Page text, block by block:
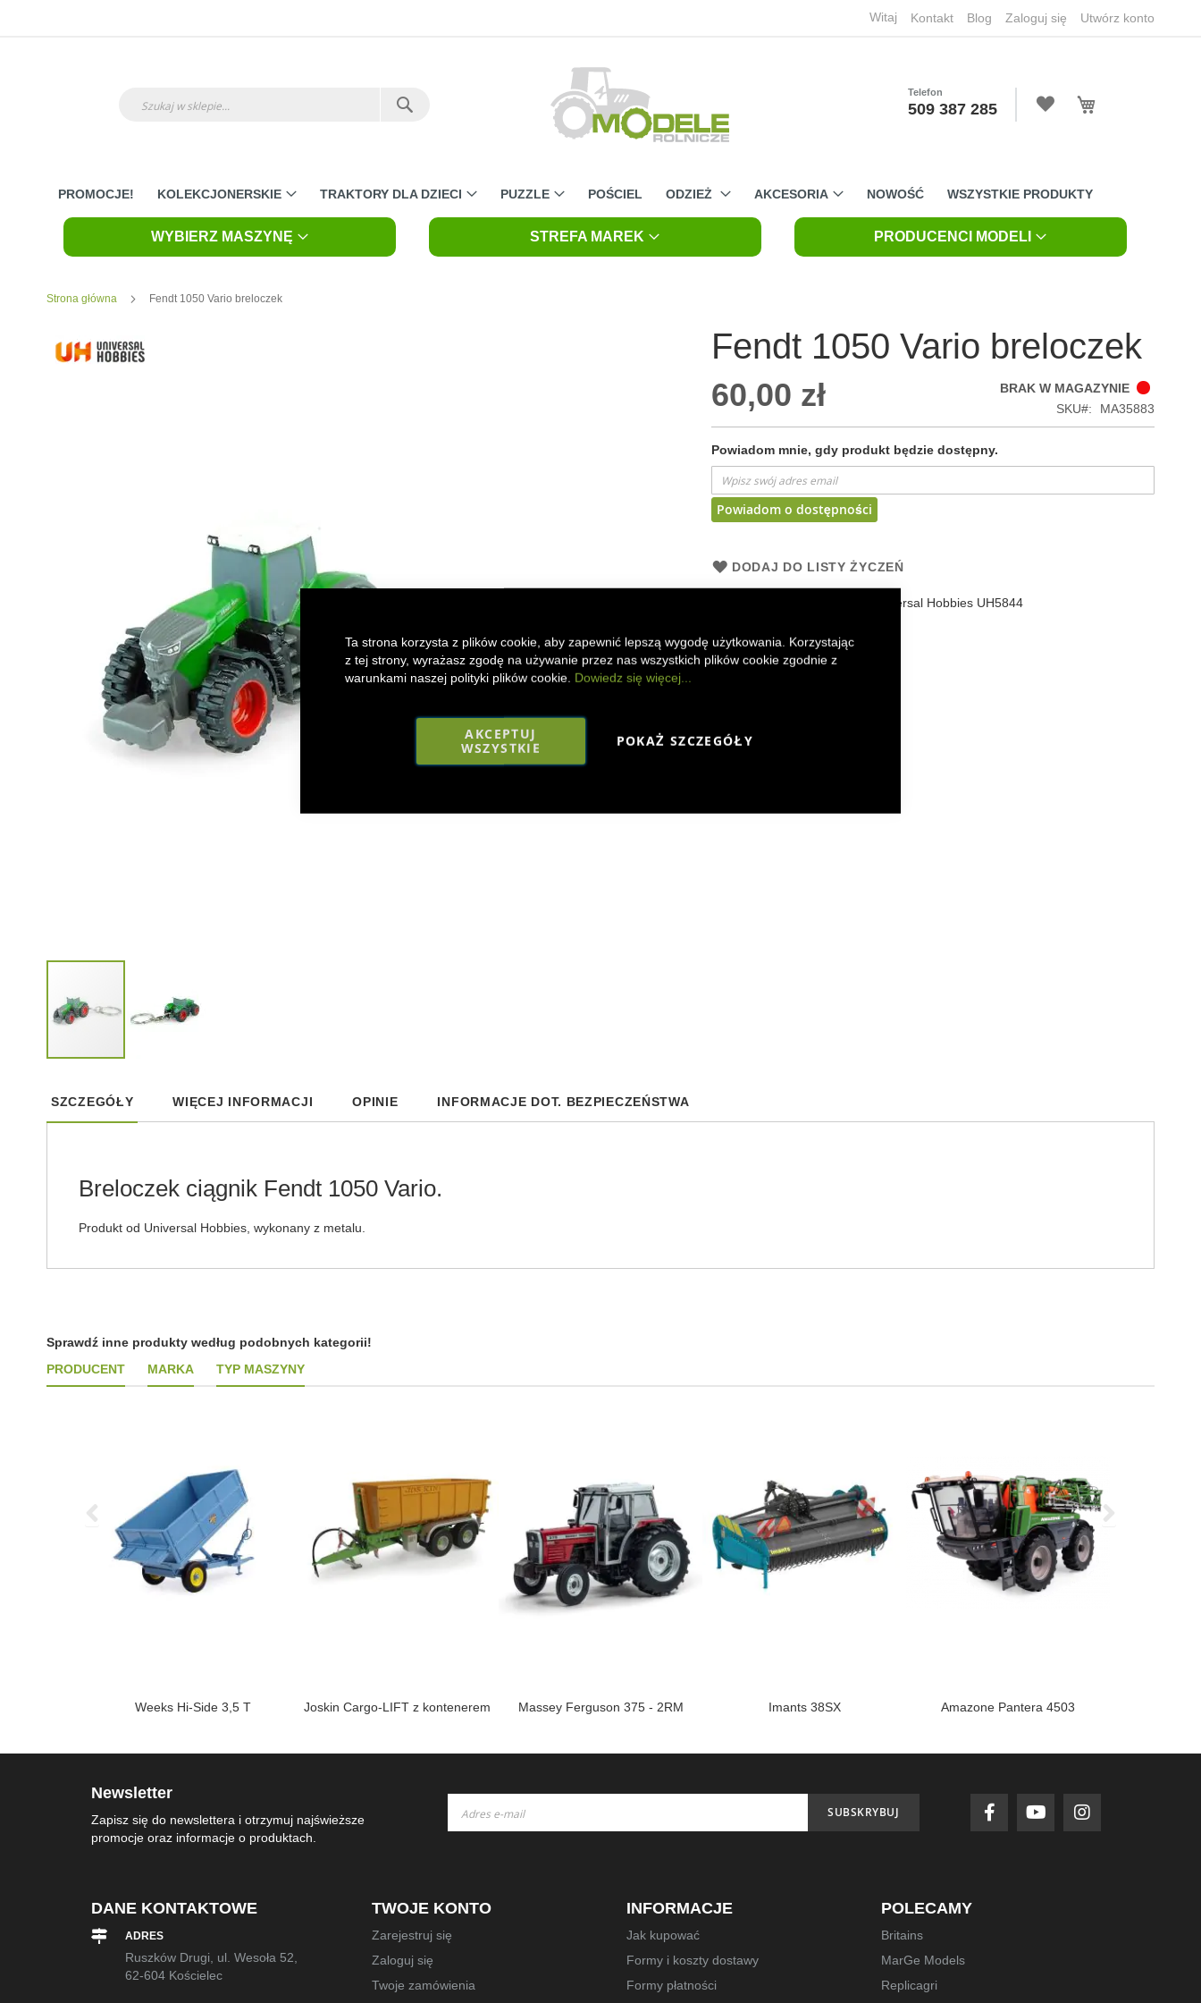
Ta strona korzysta z plików cookie, aby zapewnić lepszą wygodę użytkowania. Korzystając
z tej strony, wyrażasz zgodę na używanie przez nas wszystkich plików cookie zgodnie z
warunkami naszej polityki plików cookie. Dowiedz się więcej...
AKCEPTUJ
WSZYSTKIE
POKAŻ SZCZEGÓŁY
Witaj Kontakt Blog Zaloguj się Utwórz konto
Telefon
509 387 285
PROMOCJE! KOLEKCJONERSKIE TRAKTORY DLA DZIECI PUZZLE POŚCIEL ODZIEŻ AKCESORIA NOWOŚĆ WSZYSTKIE PRODUKTY
WYBIERZ MASZYNĘ STREFA MAREK PRODUCENCI MODELI
Strona główna Fendt 1050 Vario breloczek
the
beginning
gallery
Fendt 1050 Vario breloczek
60,00 zł
BRAK W MAGAZYNIE
SKU
MA35883
Powiadom mnie, gdy produkt będzie dostępny.
Powiadom o dostępności
DODAJ DO LISTY ŻYCZEŃ
Fendt 1050 Vario breloczek Universal Hobbies UH5844
FacebookMessenger
SZCZEGÓŁY
Breloczek ciągnik Fendt 1050 Vario.
Produkt od Universal Hobbies, wykonany z metalu.
WIĘCEJ INFORMACJI OPINIE INFORMACJE DOT. BEZPIECZEŃSTWA
Sprawdź inne produkty według podobnych kategorii!
PRODUCENT
MARKA TYP MASZYNY
Weeks Hi-Side 3,5 T Joskin Cargo-LIFT z kontenerem Massey Ferguson 375 - 2RM Imants 38SX Amazone Pantera 4503
Newsletter
Zapisz się do newslettera i otrzymuj najświeższe
promocje oraz informacje o produktach.
nasz
SUBSKRYBUJ
DANE KONTAKTOWE
ADRES
Ruszków Drugi, ul. Wesoła 52,
62-604 Kościelec
TWOJE KONTO
Zarejestruj się
Zaloguj się
Twoje zamówienia
INFORMACJE
Jak kupować
Formy i koszty dostawy
Formy płatności
POLECAMY
Britains
MarGe Models
Replicagri